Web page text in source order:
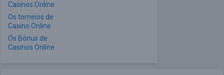
Casinos Online
Os torneios de
Casino Online
Os Bónus de
Casinos Online